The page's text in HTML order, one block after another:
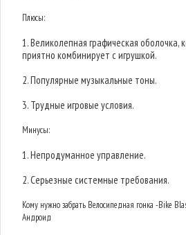
Плюсы:
1. Великолепная графическая оболочка,
приятно комбинирует с игрушкой.
2. Популярные музыкальные тоны.
3. Трудные игровые условия.
Минусы:
1. Непродуманное управление.
2. Серьезные системные требования.
Кому нужно забрать Велосипедная гонка -Bike
Андроид